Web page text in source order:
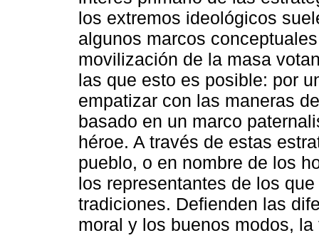
los extremos ideológicos
algunos marcos
movilización de la masa
las que esto es posible: por
empatizar con las maneras
basado en un marco
héroe. A través de estas
pueblo, o en nombre de los
los representantes de los
tradiciones. Defienden las
moral y los buenos modos,